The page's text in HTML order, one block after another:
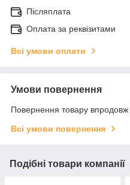
Післяплата
Оплата за реквізитами
Всі умови оплати
Умови повернення
Повернення товару впродовж
Всі умови повернення
Подібні товари компанії